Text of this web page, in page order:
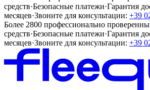
средств·Безопасные платежи·Гарантия
месяцев·Звоните для консультации: +39
Более 2800 профессионально
средств·Безопасные платежи·Гарантия
месяцев·Звоните для консультации: +39